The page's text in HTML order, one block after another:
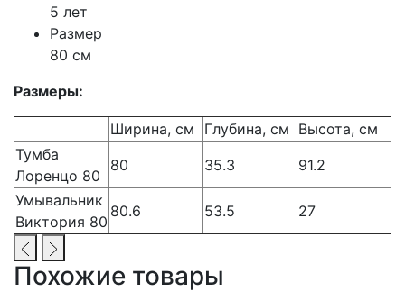
5 лет
Размер
80 см
Размеры:
Ширина, см Глубина, см Высота, см
Тумба
Лоренцо 80
80 35.3
91.2
Умывальник
Виктория 80
80.6 53.5 27
Похожие товары